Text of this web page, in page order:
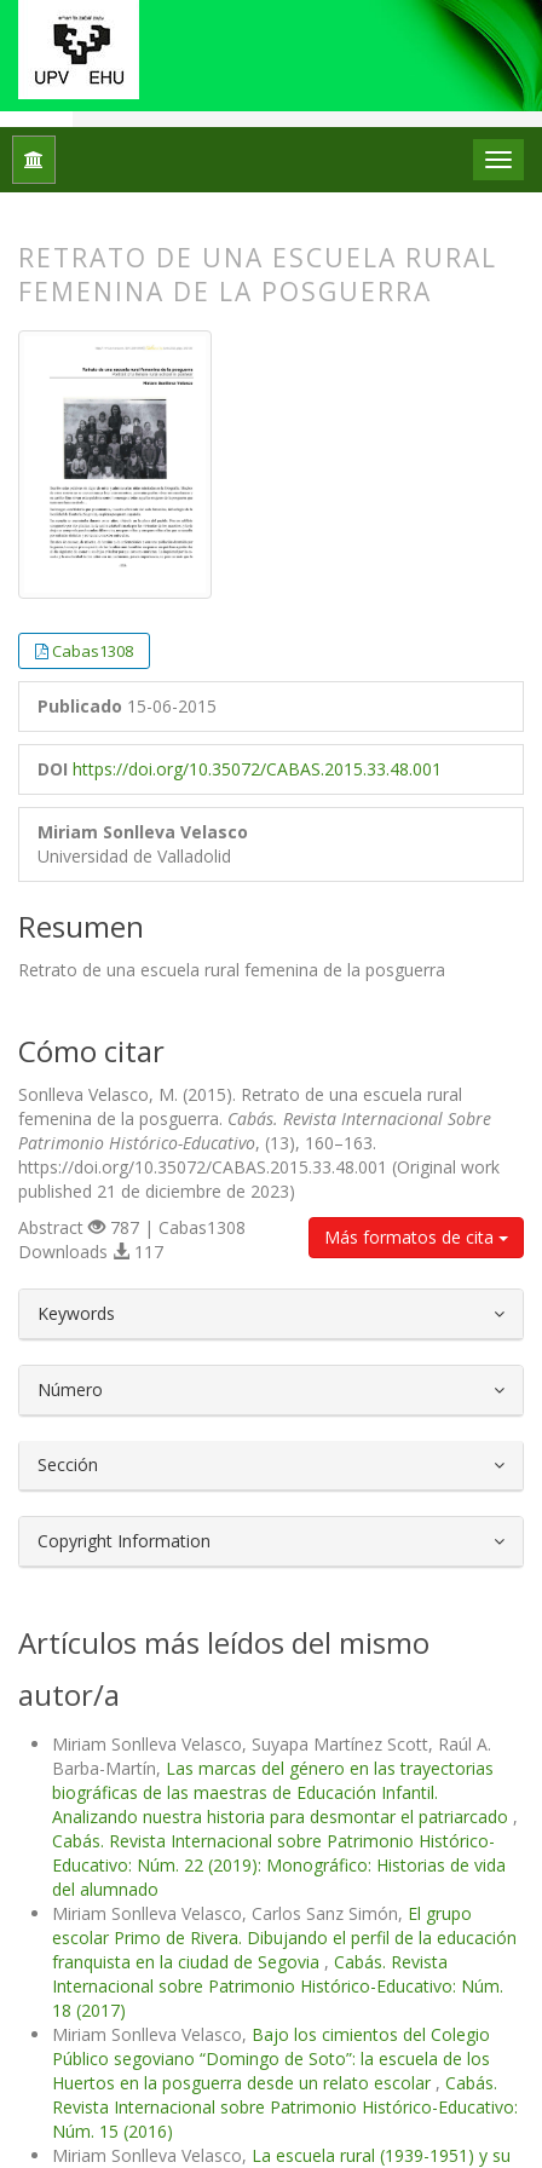
Inicio Fotos con historia
RETRATO DE UNA ESCUELA RURAL
FEMENINA DE LA POSGUERRA
Cabas1308
Publicado 15-06-2015
DOI https://doi.org/10.35072/CABAS.2015.33.48.001
Miriam Sonlleva Velasco
Universidad de Valladolid
Resumen
Retrato de una escuela rural femenina de la posguerra
Cómo citar
Sonlleva Velasco, M. (2015). Retrato de una escuela rural
femenina de la posguerra. Cabás. Revista Internacional Sobre
Patrimonio Histórico-Educativo, (13), 160–163.
https://doi.org/10.35072/CABAS.2015.33.48.001 (Original work
published 21 de diciembre de 2023)
Más formatos de cita
Abstract
787 | Cabas1308
Downloads
117
Keywords
Número
Sección
Copyright Information
Artículos más leídos del mismo
autor/a
Miriam Sonlleva Velasco, Suyapa Martínez Scott, Raúl A.
Barba-Martín, Las marcas del género en las trayectorias
biográficas de las maestras de Educación Infantil.
Analizando nuestra historia para desmontar el patriarcado ,
Cabás. Revista Internacional sobre Patrimonio Histórico-
Educativo: Núm. 22 (2019): Monográfico: Historias de vida
del alumnado
Miriam Sonlleva Velasco, Carlos Sanz Simón, El grupo
escolar Primo de Rivera. Dibujando el perfil de la educación
franquista en la ciudad de Segovia , Cabás. Revista
Internacional sobre Patrimonio Histórico-Educativo: Núm.
18 (2017)
Miriam Sonlleva Velasco, Bajo los cimientos del Colegio
Público segoviano “Domingo de Soto”: la escuela de los
Huertos en la posguerra desde un relato escolar , Cabás.
Revista Internacional sobre Patrimonio Histórico-Educativo:
Núm. 15 (2016)
Miriam Sonlleva Velasco, La escuela rural (1939-1951) y su